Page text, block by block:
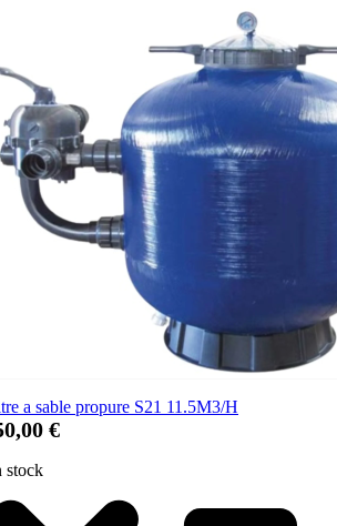
a sable propure S21 11.5M3/H
€
stock